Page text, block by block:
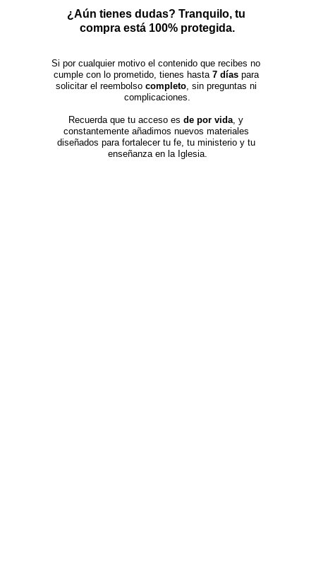
¿Aún tienes dudas? Tranquilo, tu
compra está 100% protegida.
Si por cualquier motivo el contenido que recibes no
cumple con lo prometido, tienes hasta 7 días para
solicitar el reembolso completo, sin preguntas ni
complicaciones.
Recuerda que tu acceso es de por vida, y
constantemente añadimos nuevos materiales
diseñados para fortalecer tu fe, tu ministerio y tu
enseñanza en la Iglesia.